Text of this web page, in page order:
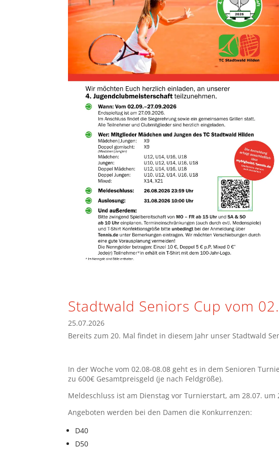
Stadtwald Seniors Cup vom
25.07.2026
Bereits zum 20. Mal findet in diesem Jahr unser Stadtwald
In der Woche vom 02.08-08.08 geht es in dem Senioren
zu 600€ Gesamtpreisgeld (je nach Feldgröße).
Meldeschluss ist am Dienstag vor Turnierstart, am 28.07. um
Angeboten werden bei den Damen die Konkurrenzen:
D40
D50